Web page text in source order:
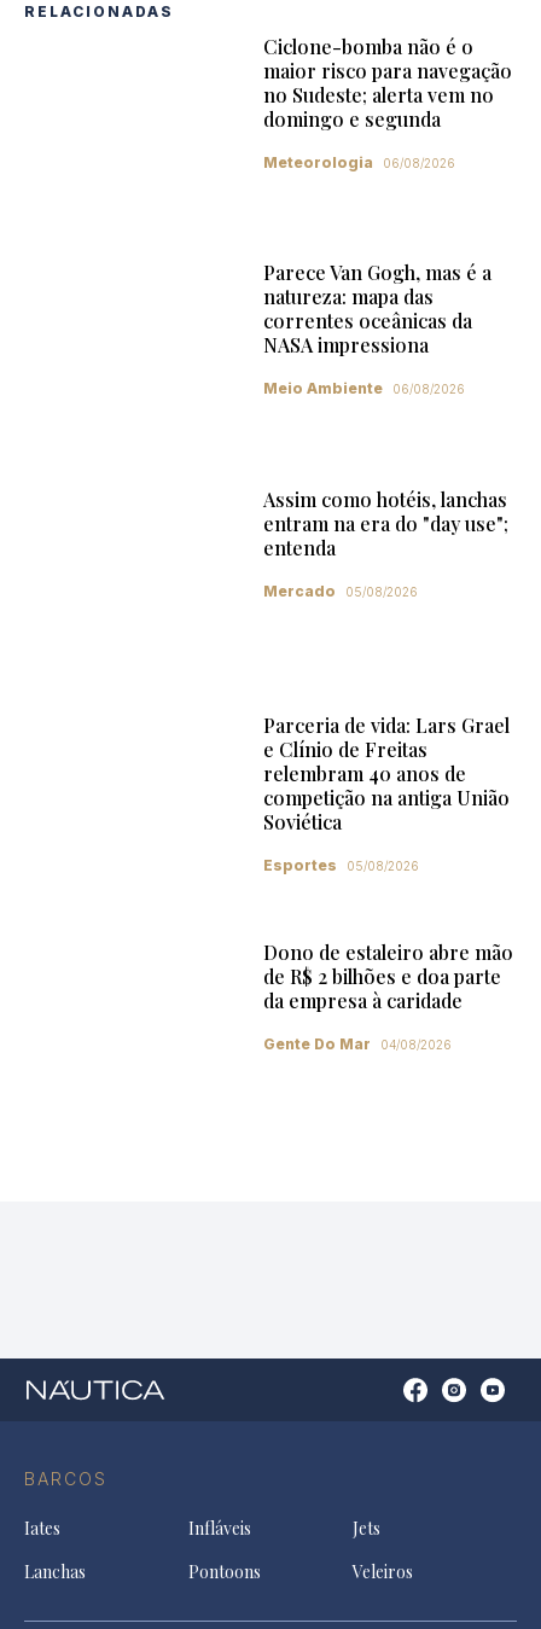
RELACIONADAS
Ciclone-bomba não é o
maior risco para navegação
no Sudeste; alerta vem no
domingo e segunda
Meteorologia 06/08/2026
Parece Van Gogh, mas é a
natureza: mapa das
correntes oceânicas da
NASA impressiona
Meio Ambiente 06/08/2026
Assim como hotéis, lanchas
entram na era do "day use";
entenda
Mercado 05/08/2026
Parceria de vida: Lars Grael
e Clínio de Freitas
relembram 40 anos de
competição na antiga União
Soviética
Esportes 05/08/2026
Dono de estaleiro abre mão
de R$ 2 bilhões e doa parte
da empresa à caridade
Gente Do Mar 04/08/2026
BARCOS
Iates Infláveis
Jets
Lanchas
Pontoons Veleiros
OpenOpenOpen